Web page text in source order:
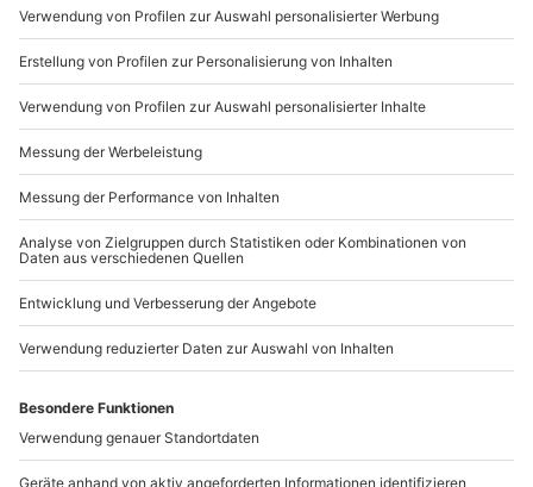
Mo-Fr: 9-17 Uhr
b2b@mydays.de
www.b2b.mydays.de/
Artikelnummer:45204
Andere Produkte entdecken
-15% CLUB DEAL -15% CLUB DEAL